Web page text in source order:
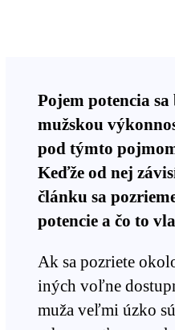
Pojem potencia
mužskou
pod týmto
Keďže od nej
článku sa
potencie a čo to
Ak sa pozriete
iných voľne
muža veľmi úzko